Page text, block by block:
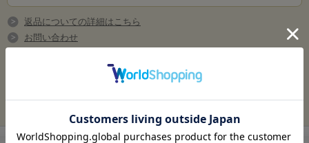
下記から２種類をお選びく
ださい
返品についての詳細はこちら
お問い合わせ
関連商品